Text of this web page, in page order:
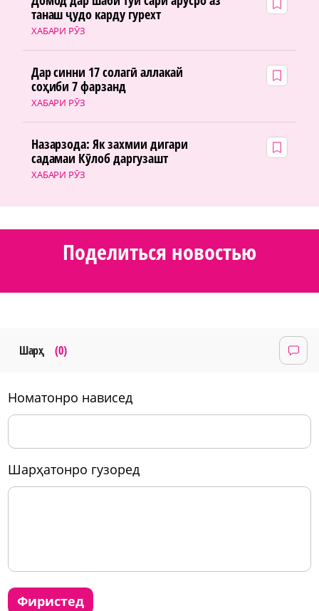
ХАБАРИ РӮЗ
танаш ҷудо карду гурехт
ХАБАРИ РӮЗ
Дар синни 17 солагӣ аллакай
соҳиби 7 фарзанд
ХАБАРИ РӮЗ
Назарзода: Як захмии дигари
садамаи Кӯлоб даргузашт
Поделиться новостью
Шарҳ (0)
номатонро нависед
шарҳатонро гузоред
фиристед